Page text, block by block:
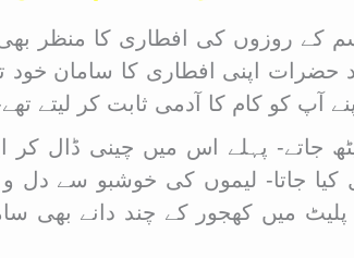
کی افطاری کا منظر بھی
حضرات اپنی افطاری کا سامان خود
آپ کو کام کا آدمی ثابت کر لیتے
جاتے- پہلے اس میں چینی ڈال
جاتا- لیموں کی خوشبو سے دل
پلیٹ میں کھجور کے چند دانے بھی